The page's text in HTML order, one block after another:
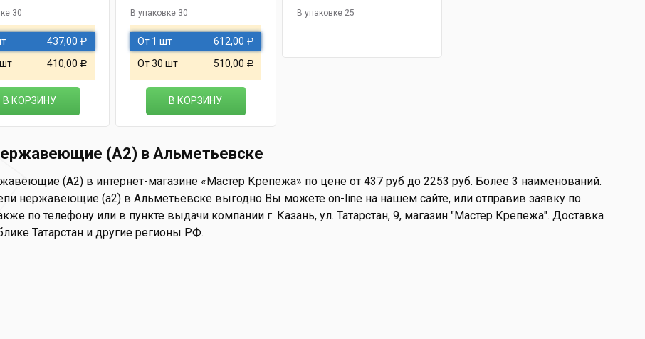
30
437,00 Р
410,00 Р
В КОРЗИНУ
В упаковке 30
От 1 шт 612,00 Р
От 30 шт 510,00 Р
В КОРЗИНУ
В упаковке 25
(А2) в Альметьевске
(А2) в интернет-магазине «Мастер Крепежа» по цене от 437 руб до 2253 руб. Более 3 наименований.
нержавеющие (а2) в Альметьевске выгодно Вы можете on-line на нашем сайте, или отправив заявку по
по телефону или в пункте выдачи компании г. Казань, ул. Татарстан, 9, магазин "Мастер Крепежа". Доставка
Татарстан и другие регионы РФ.